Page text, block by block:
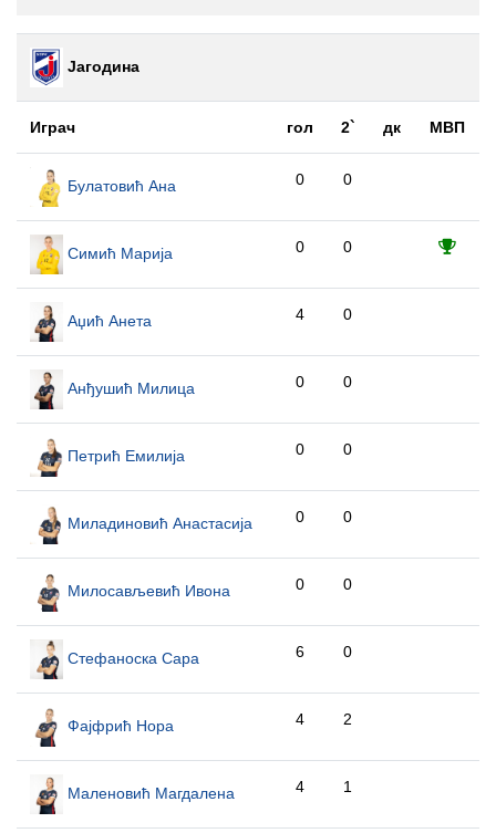
Јагодина
Играч гол 2` дк МВП
Булатовић Ана 0 0
Симић Марија 0 0
Аџић Анета 4 0
Анђушић Милица 0 0
Петрић Емилија 0 0
Миладиновић Анастасија 0 0
Милосављевић Ивона 0 0
Стефаноска Сара 6 0
Фајфрић Нора 4 2
Маленовић Магдалена 4 1